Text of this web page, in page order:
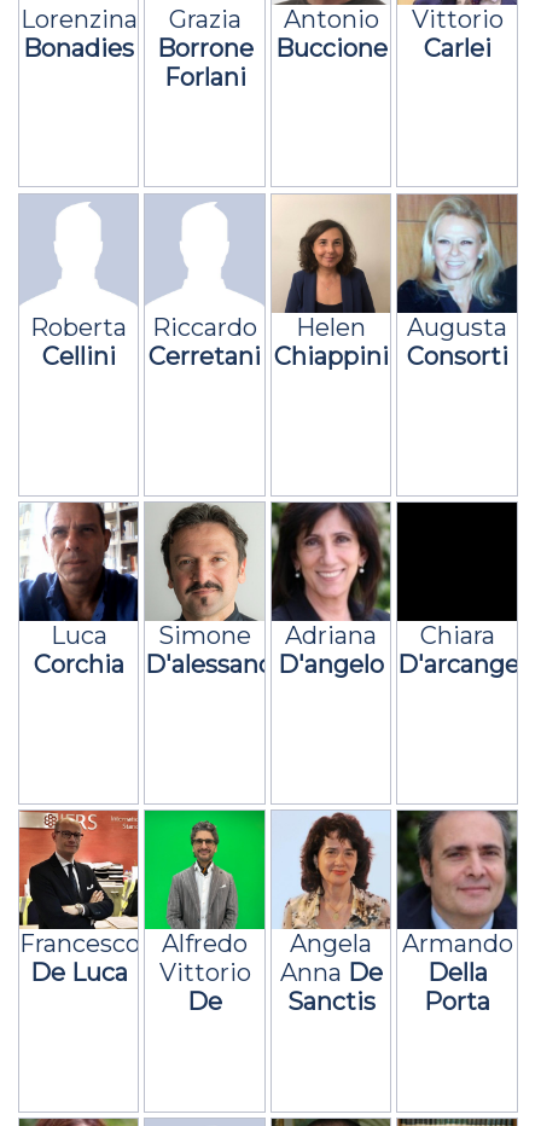
Lorenzina
Bonadies
Grazia
Borrone
Forlani
Antonio
Buccione
Vittorio
Carlei
Roberta
Cellini
Riccardo
Cerretani
Helen
Chiappini
Augusta
Consorti
Luca
Corchia
Simone
D'alessandro
Adriana
D'angelo
Chiara
D'arcangelo
Francesco
De Luca
Alfredo
Vittorio
De
Angela
Anna De
Sanctis
Armando
Della
Porta